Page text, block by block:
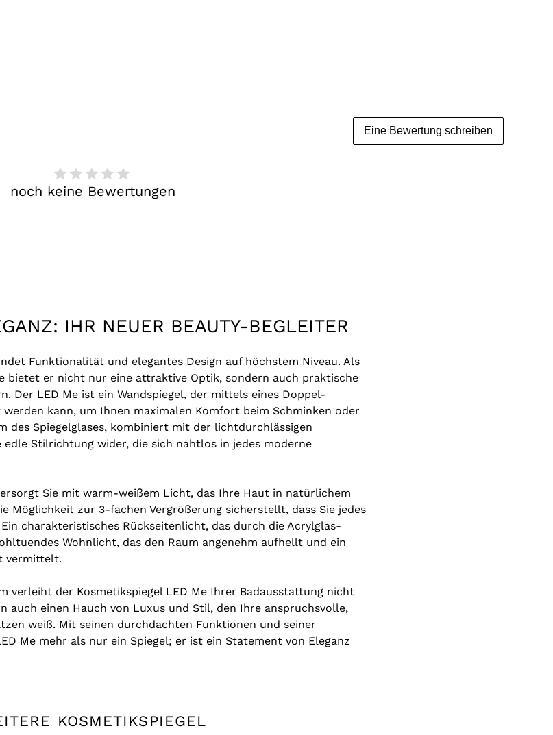
Eine Bewertung schreiben
noch keine Bewertungen
IHR NEUER BEAUTY-BEGLEITER
Funktionalität und elegantes Design auf höchstem Niveau. Als
bietet er nicht nur eine attraktive Optik, sondern auch praktische
Der LED Me ist ein Wandspiegel, der mittels eines Doppel-
kann, um Ihnen maximalen Komfort beim Schminken oder
des Spiegelglases, kombiniert mit der lichtdurchlässigen
Stilrichtung wider, die sich nahtlos in jedes moderne
Sie mit warm-weißem Licht, das Ihre Haut in natürlichem
Möglichkeit zur 3-fachen Vergrößerung sicherstellt, dass Sie jedes
charakteristisches Rückseitenlicht, das durch die Acrylglas-
Wohnlicht, das den Raum angenehm aufhellt und ein
vermittelt.
verleiht der Kosmetikspiegel LED Me Ihrer Badausstattung nicht
auch einen Hauch von Luxus und Stil, den Ihre anspruchsvolle,
weiß. Mit seinen durchdachten Funktionen und seiner
Me mehr als nur ein Spiegel; er ist ein Statement von Eleganz
KOSMETIKSPIEGEL